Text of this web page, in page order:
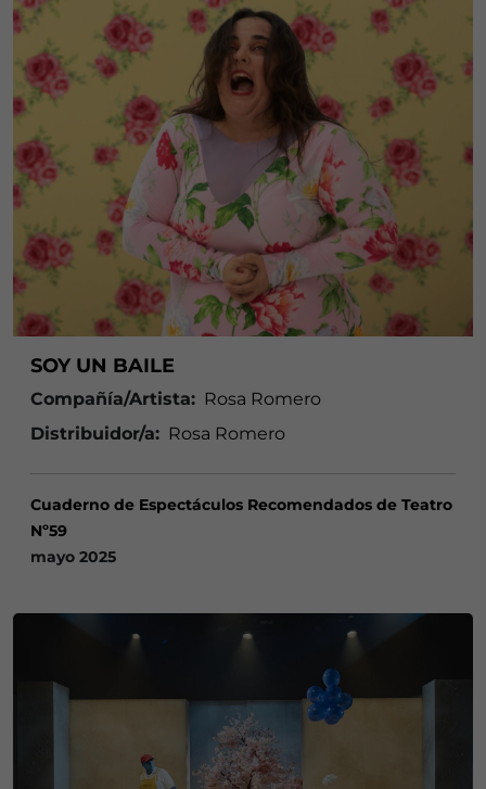
SOY UN BAILE
Compañía/Artista: Rosa Romero
Distribuidor/a: Rosa Romero
Cuaderno de Espectáculos Recomendados de Teatro
Nº59
mayo 2025